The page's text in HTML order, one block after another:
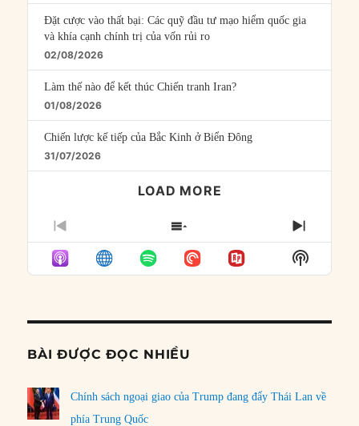
Đặt cược vào thất bại: Các quỹ đầu tư mạo hiểm quốc gia
và khía cạnh chính trị của vốn rủi ro
02/08/2026
Làm thế nào để kết thúc Chiến tranh Iran?
01/08/2026
Chiến lược kế tiếp của Bắc Kinh ở Biển Đông
31/07/2026
LOAD MORE
PREVIOUS
EPISODE
SHOW
EPISODES
LIST
NEXT
Show
Podcast
BÀI ĐƯỢC ĐỌC NHIỀU
Chính sách ngoại giao của Trump đang đẩy Thái Lan về
phía Trung Quốc